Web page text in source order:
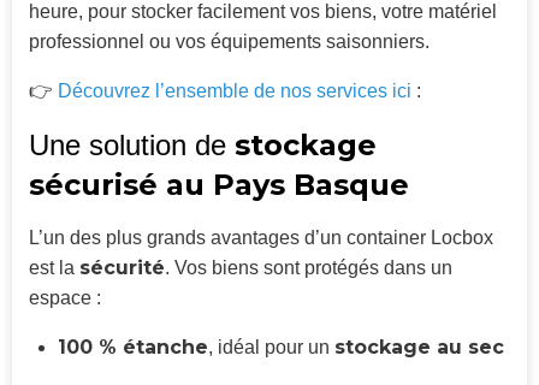
heure, pour stocker facilement vos biens, votre matériel
professionnel ou vos équipements saisonniers.
👉 Découvrez l’ensemble de nos services ici :
Une solution de stockage
sécurisé au Pays Basque
L’un des plus grands avantages d’un container Locbox
est la sécurité. Vos biens sont protégés dans un
espace :
100 % étanche, idéal pour un stockage au sec